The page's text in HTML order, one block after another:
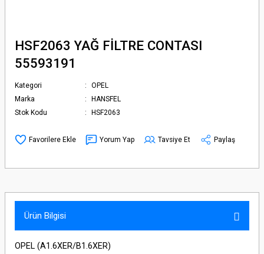
HSF2063 YAĞ FİLTRE CONTASI
55593191
Kategori
OPEL
Marka
HANSFEL
Stok Kodu
HSF2063
Yorum Yap Tavsiye Et Paylaş
Ürün Bilgisi
OPEL (A1.6XER/B1.6XER)